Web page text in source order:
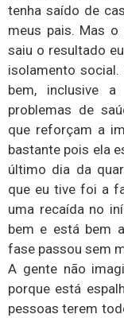
tenha saído de
meus pais. Mas
saiu o resultado
isolamento
bem, inclusive
problemas de
que reforçam a
bastante pois ela
último dia da
que eu tive foi a
uma recaída no
bem e está bem
fase passou sem
A gente não
porque está
pessoas terem